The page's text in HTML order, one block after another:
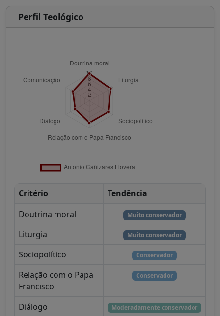
Perfil Teológico
Critério
Tendência
Doutrina moral
Muito conservador
Liturgia Muito conservador
Sociopolítico Conservador
Relação com o Papa
Francisco
Conservador
Diálogo Moderadamente conservador